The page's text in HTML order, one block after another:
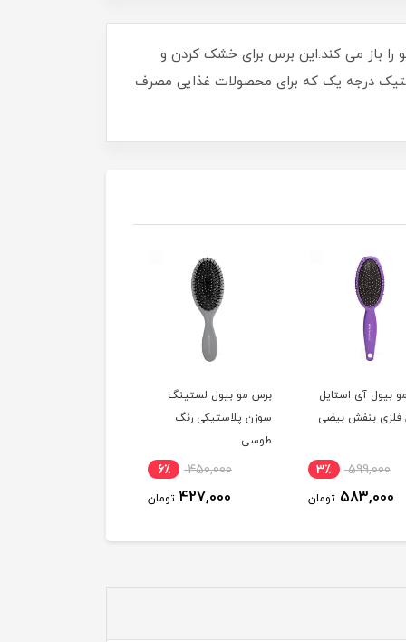
را باز می کند.این برس برای خشک کردن و
درجه یک که برای محصولات غذایی مصرف
بیول آی استایل
فلزی بنفش بیضی
599,000 3٪
583,000 تومان
برس مو بیول لستینگ
سوزن پلاستیکی رنگ
طوسی
450,000 6٪
427,000 تومان